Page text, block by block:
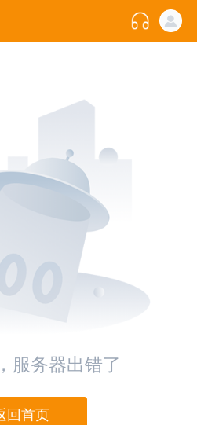
服务器出错了
回首页